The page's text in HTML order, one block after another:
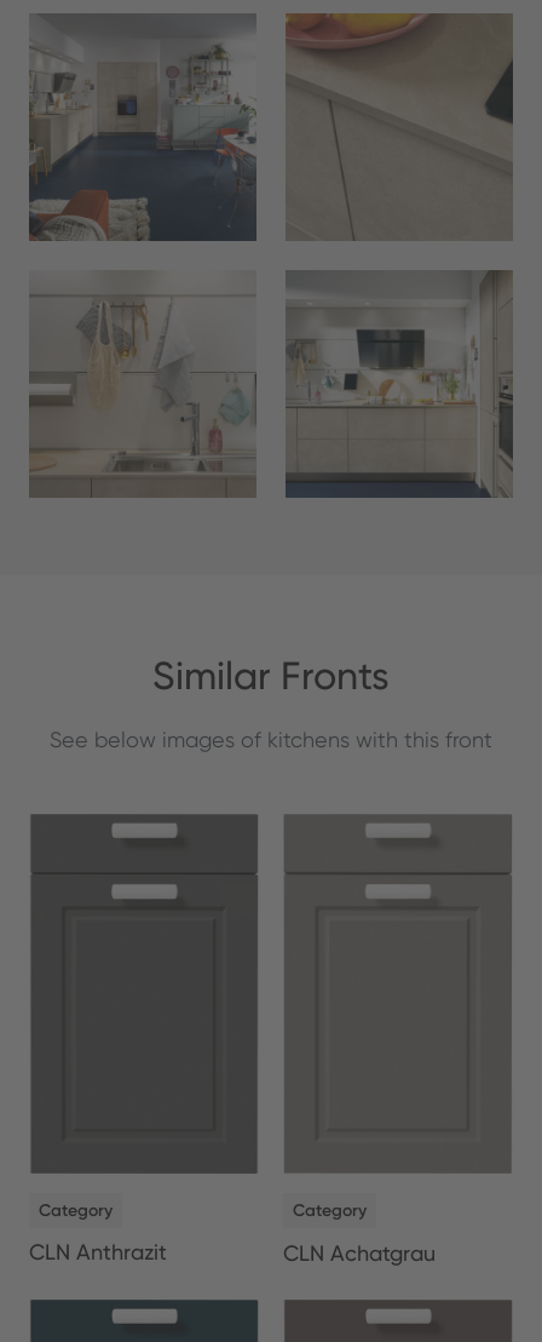
Similar Fronts
See below images of kitchens with this front
Category
CLN Anthrazit
Category
CLN Achatgrau